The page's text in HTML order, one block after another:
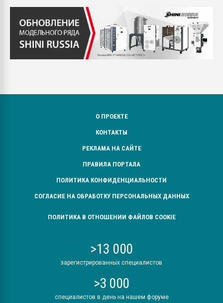
О ПРОЕКТЕ
КОНТАКТЫ
РЕКЛАМА НА САЙТЕ
ПРАВИЛА ПОРТАЛА
ПОЛИТИКА КОНФИДЕНЦИАЛЬНОСТИ
СОГЛАСИЕ НА ОБРАБОТКУ ПЕРСОНАЛЬНЫХ ДАННЫХ
ПОЛИТИКА В ОТНОШЕНИИ ФАЙЛОВ COOKIE
>13 000
зарегистрированных специалистов
>3 000
специалистов в день на нашем форуме